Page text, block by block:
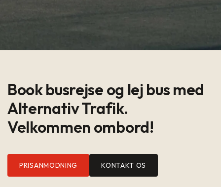
Book busrejse og lej bus med
Alternativ Trafik.
Velkommen ombord!
PRISANMODNING KONTAKT OS